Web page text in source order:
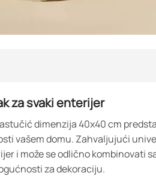
za svaki enterijer
dimenzija 40x40 cm
vašem domu. Zahvaljujući
i može se odlično kombinovati
za dekoraciju.